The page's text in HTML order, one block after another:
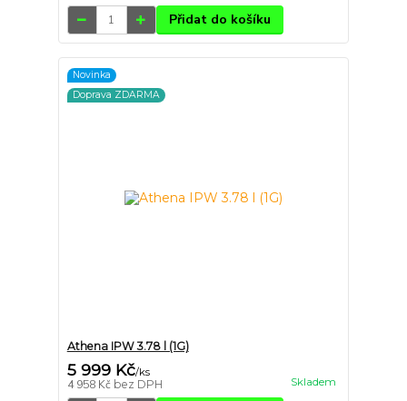
Přidat do košíku
Novinka
Doprava ZDARMA
Athena IPW 3.78 l (1G)
5 999 Kč/ks
4 958 Kč bez DPH Skladem